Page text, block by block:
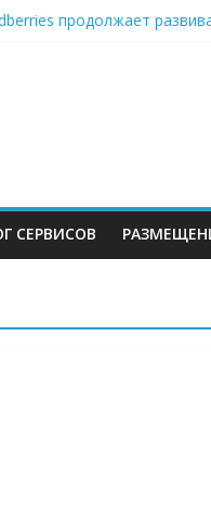
продолжает
СЕРВИСОВ